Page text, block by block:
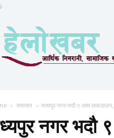
समाचार मध्यपुर नगर भदौ ९ सम्म
नगर भदौ